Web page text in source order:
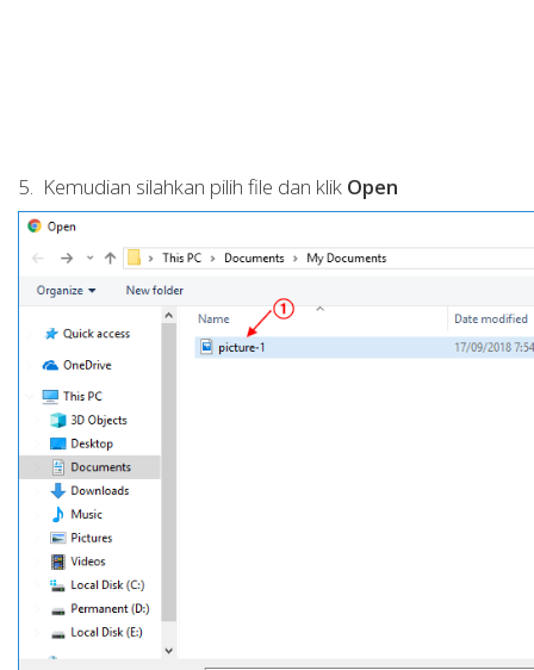
5. Kemudian silahkan pilih file dan klik Open